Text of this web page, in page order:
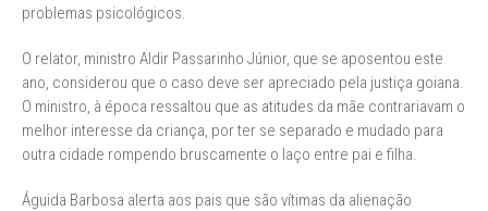
problemas psicológicos.
O relator, ministro Aldir Passarinho Júnior, que se aposentou este
ano, considerou que o caso deve ser apreciado pela justiça goiana.
O ministro, à época ressaltou que as atitudes da mãe contrariavam o
melhor interesse da criança, por ter se separado e mudado para
outra cidade rompendo bruscamente o laço entre pai e filha.
Águida Barbosa alerta aos pais que são vítimas da alienação